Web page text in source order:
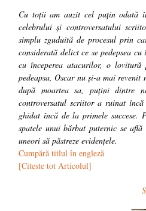
Cu toții am auzit cel puțin odată
celebrului și controversatului
simplu zguduită de procesul prin
considerată delict ce se pedepsea
cu începerea atacurilor, o
pedeapsa, Oscar nu și-a mai
după moartea sa, puțini dintre
controversatul scriitor a ruinat
ghidat încă de la primele succese.
spatele unui bărbat puternic se
uneori să păstreze evidențele.
Cumpără titlul în engleză
[Citeste tot Articolul]